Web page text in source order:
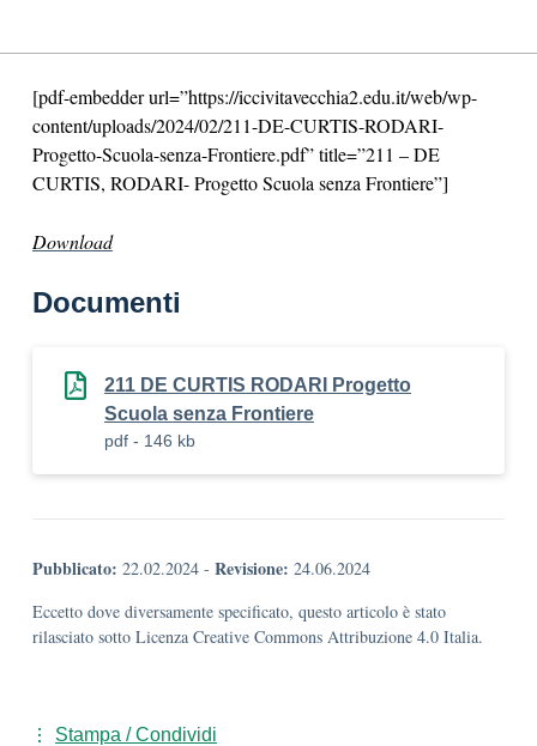
[pdf-embedder url=”https://iccivitavecchia2.edu.it/web/wp-
content/uploads/2024/02/211-DE-CURTIS-RODARI-
Progetto-Scuola-senza-Frontiere.pdf” title=”211 – DE
CURTIS, RODARI- Progetto Scuola senza Frontiere”]
Download
Documenti
211 DE CURTIS RODARI Progetto
Scuola senza Frontiere
pdf - 146 kb
Pubblicato: 22.02.2024 - Revisione: 24.06.2024
Eccetto dove diversamente specificato, questo articolo è stato
rilasciato sotto Licenza Creative Commons Attribuzione 4.0 Italia.
Stampa / Condividi